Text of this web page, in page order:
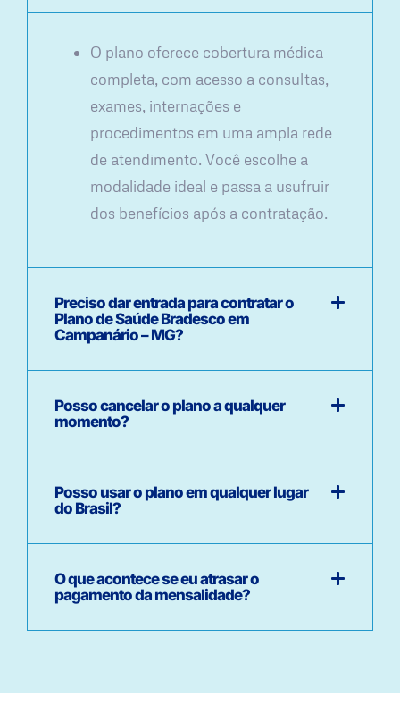
O plano oferece cobertura médica
completa, com acesso a consultas,
exames, internações e
procedimentos em uma ampla rede
de atendimento. Você escolhe a
modalidade ideal e passa a usufruir
dos benefícios após a contratação.
Preciso dar entrada para contratar o
Plano de Saúde Bradesco em
Campanário – MG?
Posso cancelar o plano a qualquer
momento?
Posso usar o plano em qualquer lugar
do Brasil?
O que acontece se eu atrasar o
pagamento da mensalidade?